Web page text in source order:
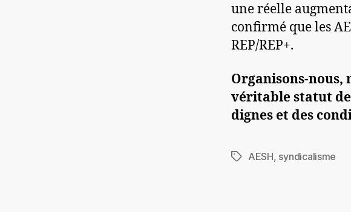
une réelle
confirmé que les
REP/REP+.
Organisons-
véritable statut
dignes et des
Étiquettes
AESH, syndicalisme